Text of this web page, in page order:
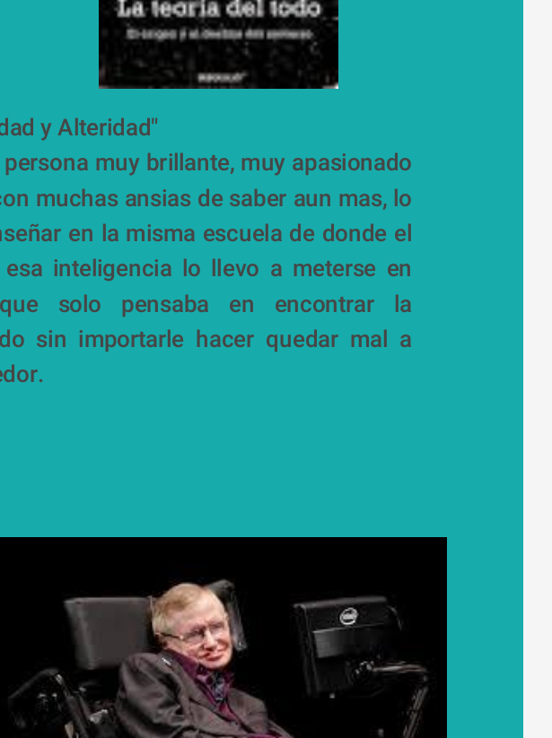
y Alteridad"
muy brillante, muy apasionado
muchas ansias de saber aun mas, lo
en la misma escuela de donde el
inteligencia lo llevo a meterse en
solo pensaba en encontrar la
sin importarle hacer quedar mal a